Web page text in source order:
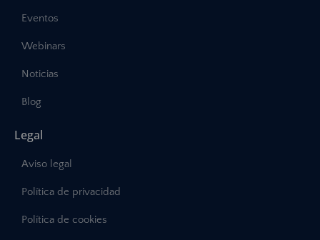
Eventos
Webinars
Noticias
Blog
Legal
Aviso legal
Política de privacidad
Política de cookies